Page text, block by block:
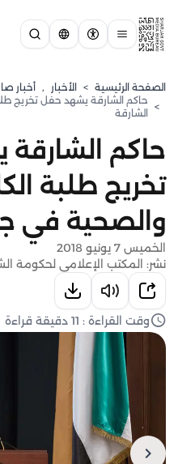
الصفحة الرئيسية > الأخبار , أخبار
>
حاكم الشارقة يشهد حفل تخريج
الشارقة
حاكم
تخريج طلبة
والصحية في
الخميس 7 يونيو 2018
نشر: المكتب الإعلامي لحكومة
وقت القراءة : 11 دقيقة قراءة